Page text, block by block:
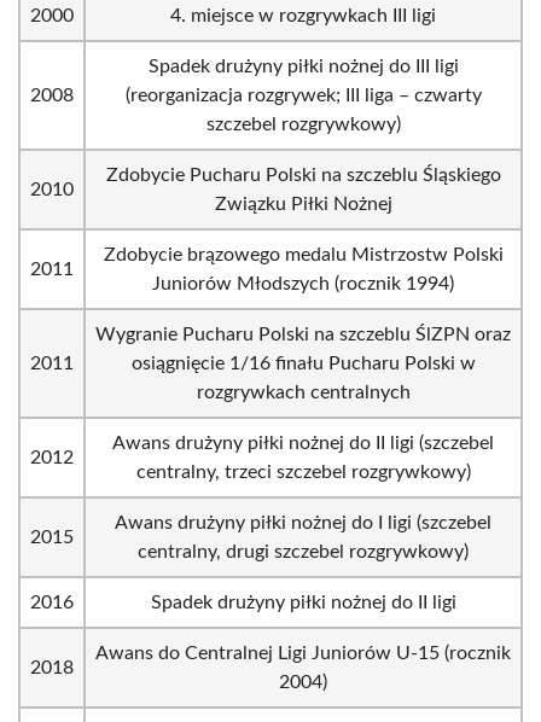
2000 4. miejsce w rozgrywkach III ligi
2008
Spadek drużyny piłki nożnej do III ligi
(reorganizacja rozgrywek; III liga – czwarty
szczebel rozgrywkowy)
2010
Zdobycie Pucharu Polski na szczeblu Śląskiego
Związku Piłki Nożnej
2011
Zdobycie brązowego medalu Mistrzostw Polski
Juniorów Młodszych (rocznik 1994)
2011
Wygranie Pucharu Polski na szczeblu ŚlZPN oraz
osiągnięcie 1/16 finału Pucharu Polski w
rozgrywkach centralnych
2012
Awans drużyny piłki nożnej do II ligi (szczebel
centralny, trzeci szczebel rozgrywkowy)
2015
Awans drużyny piłki nożnej do I ligi (szczebel
centralny, drugi szczebel rozgrywkowy)
2016 Spadek drużyny piłki nożnej do II ligi
2018
Awans do Centralnej Ligi Juniorów U-15 (rocznik
2004)